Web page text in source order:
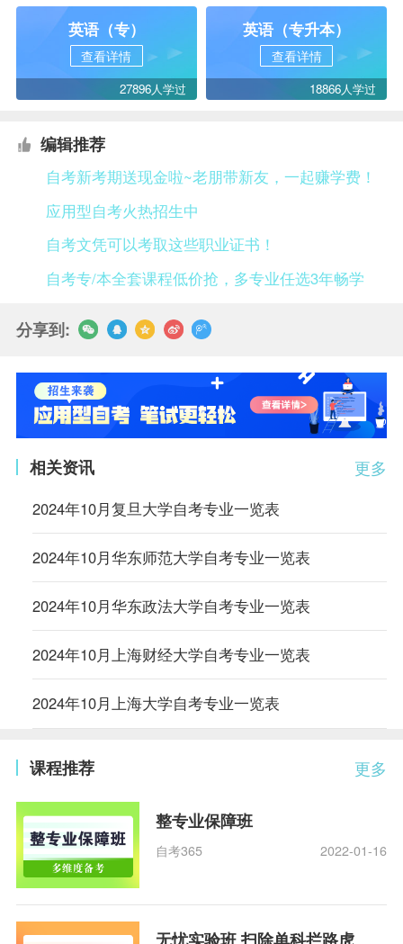
英语（专）
查看详情
27896人学过
英语（专升本）
查看详情
18866人学过
编辑推荐
自考新考期送现金啦~老朋带新友，一起赚学费！
应用型自考火热招生中
自考文凭可以考取这些职业证书！
自考专/本全套课程低价抢，多专业任选3年畅学
分享到:
更多
相关资讯
2024年10月复旦大学自考专业一览表
2024年10月华东师范大学自考专业一览表
2024年10月华东政法大学自考专业一览表
2024年10月上海财经大学自考专业一览表
2024年10月上海大学自考专业一览表
更多
课程推荐
整专业保障班
自考365 2022-01-16